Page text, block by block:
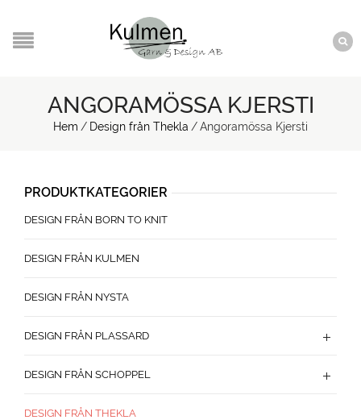
ANGORAMÖSSA KJERSTI
Hem / Design från Thekla /Angoramössa Kjersti
PRODUKTKATEGORIER
DESIGN FRÅN BORN TO KNIT
DESIGN FRÅN KULMEN
DESIGN FRÅN NYSTA
DESIGN FRÅN PLASSARD
DESIGN FRÅN SCHOPPEL
DESIGN FRÅN THEKLA